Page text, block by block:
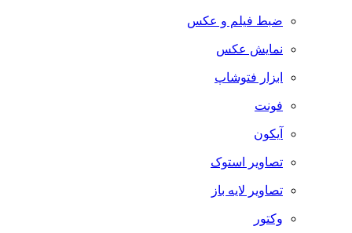
ضبط فيلم و عكس
نمایش عکس
ابزار فتوشاپ
فونت
آیکون
تصاویر استوک
تصاویر لایه باز
وکتور